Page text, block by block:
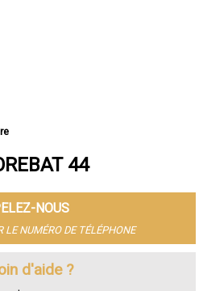
Erdre
44
NOUS
LE NUMÉRO DE TÉLÉPHONE
d'aide ?